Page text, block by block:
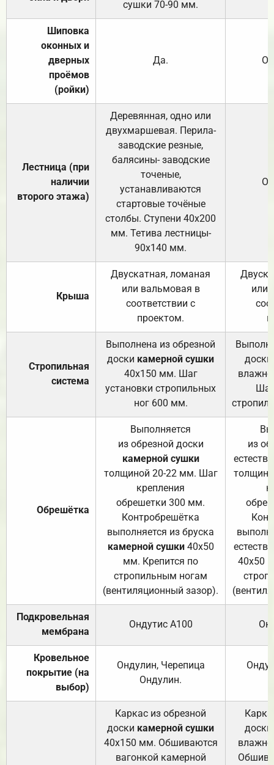
сушки 70-90 мм.
Шиповка
оконных и
дверных
проёмов
(ройки)
Да.
Лестница (при
наличии
второго этажа)
Деревянная, одно или
двухмаршевая. Перила-
заводские резные,
балясины- заводские
точеные,
устанавливаются
стартовые точёные
столбы. Ступени 40х200
мм. Тетива лестницы-
90х140 мм.
Крыша
Двускатная, ломаная
или вальмовая в
соответствии с
проектом.
или
Стропильная
система
Выполнена из обрезной
доски камерной сушки
40х150 мм. Шаг
установки стропильных
ног 600 мм.
доски
Обрешётка
Выполняется
из обрезной доски
камерной сушки
толщиной 20-22 мм. Шаг
крепления
обрешетки 300 мм.
Контробрешётка
выполняется из бруска
камерной сушки40х50
мм. Крепится по
стропильным ногам
(вентиляционный зазор).
из
40х50
Подкровельная
мембрана
Ондутис А100
Кровельное
покрытие (на
выбор)
Ондулин, Черепица
Ондулин.
Каркас из обрезной
доски камерной сушки
40х150 мм. Обшиваются
вагонкой камерной
доски